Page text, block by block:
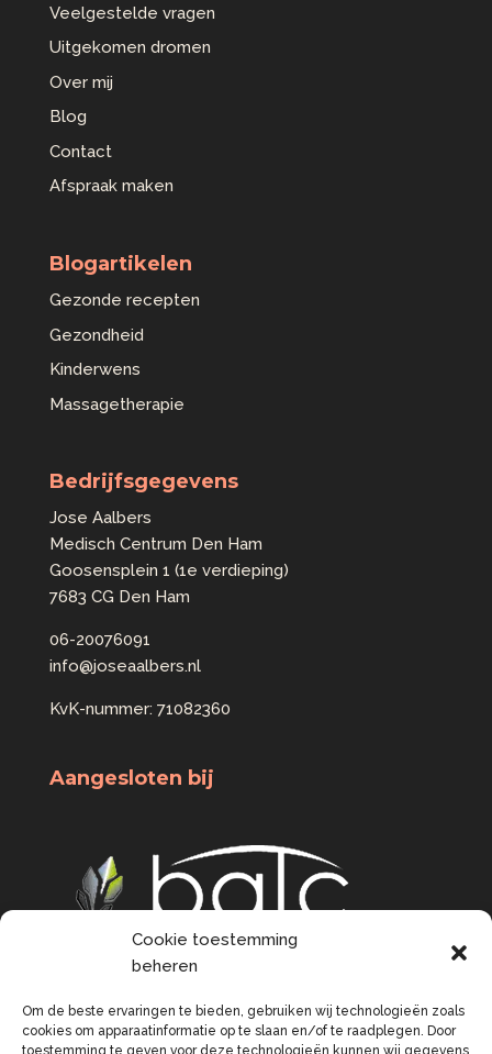
Cookie toestemming
beheren
Om de beste ervaringen te bieden, gebruiken wij technologieën zoals
cookies om apparaatinformatie op te slaan en/of te raadplegen. Door
toestemming te geven voor deze technologieën kunnen wij gegevens
Veelgestelde vragen
Uitgekomen dromen
Over mij
Blog
Contact
Afspraak maken
Blogartikelen
Gezonde recepten
Gezondheid
Kinderwens
Massagetherapie
Bedrijfsgegevens
Jose Aalbers
Medisch Centrum Den Ham
Goosensplein 1 (1e verdieping)
7683 CG Den Ham
06-20076091
info@joseaalbers.nl
KvK-nummer: 71082360
Aangesloten bij